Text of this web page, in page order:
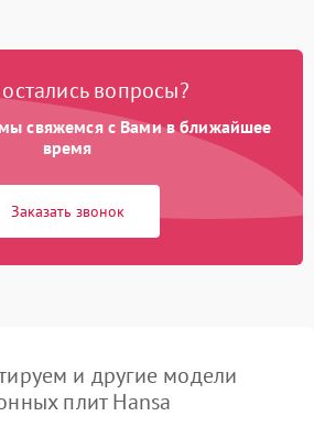
вопросы?
мы свяжемся с Вами в ближайшее
время
Заказать звонок
и другие модели
плит Hansa